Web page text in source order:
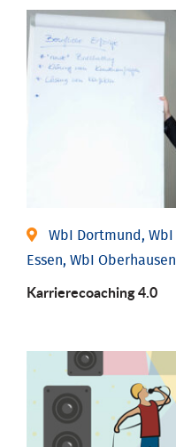
WbI Dortmund, WbI
Essen, WbI
Karriere­coaching 4.0